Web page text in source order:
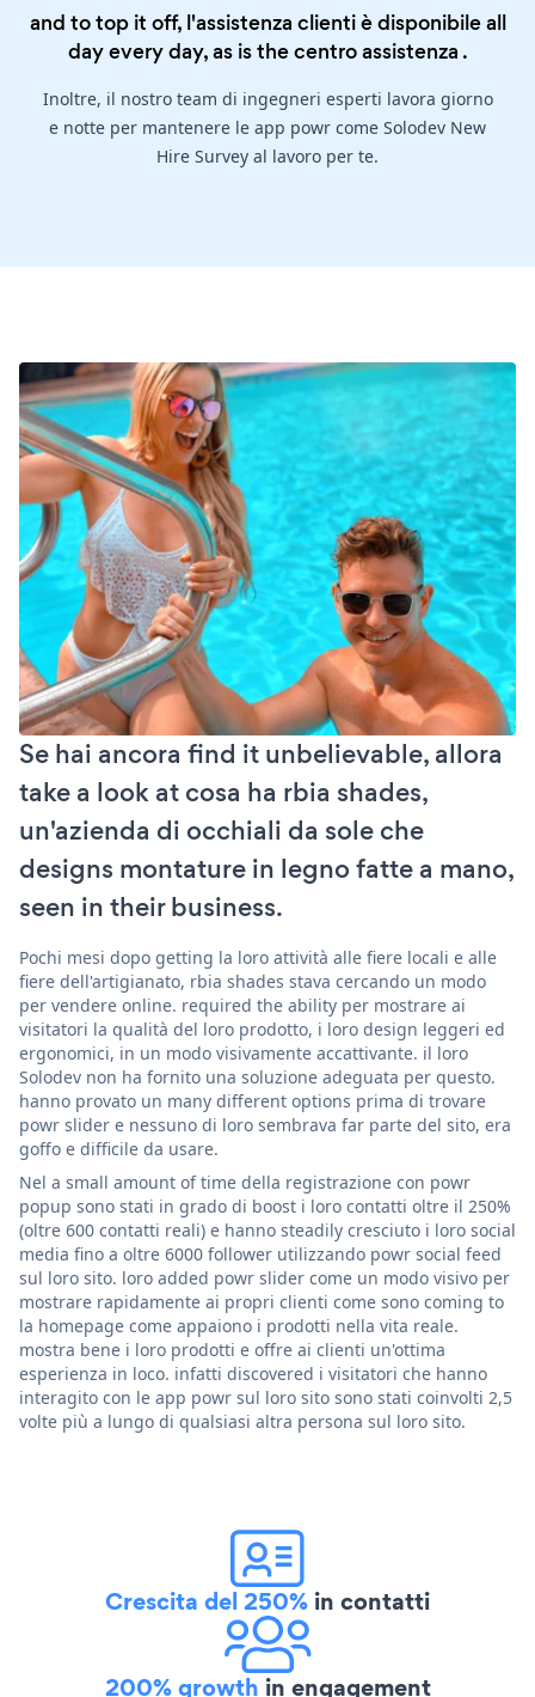
and to top it off, l'assistenza clienti è disponibile all
day every day, as is thecentro assistenza .
Inoltre, il nostro team di ingegneri esperti lavora giorno
e notte per mantenere le app powr come Solodev New
Hire Survey al lavoro per te.
Se hai ancora find it unbelievable, allora
take a look at cosa ha rbia shades,
un'azienda di occhiali da sole che
designs montature in legno fatte a mano,
seen in their business.
Pochi mesi dopo getting la loro attività alle fiere locali e alle
fiere dell'artigianato, rbia shades stava cercando un modo
per vendere online. required the ability per mostrare ai
visitatori la qualità del loro prodotto, i loro design leggeri ed
ergonomici, in un modo visivamente accattivante. il loro
Solodev non ha fornito una soluzione adeguata per questo.
hanno provato un many different options prima di trovare
powr slider e nessuno di loro sembrava far parte del sito, era
goffo e difficile da usare.
Nel a small amount of time della registrazione con powr
popup sono stati in grado di boost i loro contatti oltre il 250%
(oltre 600 contatti reali) e hanno steadily cresciuto i loro social
media fino a oltre 6000 follower utilizzando powr social feed
sul loro sito. loro added powr slider come un modo visivo per
mostrare rapidamente ai propri clienti come sono coming to
la homepage come appaiono i prodotti nella vita reale.
mostra bene i loro prodotti e offre ai clienti un'ottima
esperienza in loco. infatti discovered i visitatori che hanno
interagito con le app powr sul loro sito sono stati coinvolti 2,5
volte più a lungo di qualsiasi altra persona sul loro sito.
Crescita del 250% in contatti
200% growth in engagement